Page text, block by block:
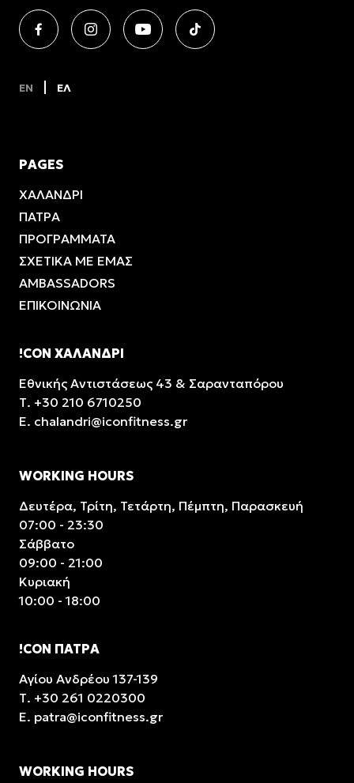
EN ΕΛ
PAGES
ΧΑΛΑΝΔΡΙ
ΠΑΤΡΑ
ΠΡΟΓΡΑΜΜΑΤΑ
ΣΧΕΤΙΚΑ ΜΕ ΕΜΑΣ
AMBASSADORS
ΕΠΙΚΟΙΝΩΝΙΑ
!CON ΧΑΛΑΝΔΡΙ
Εθνικής Αντιστάσεως 43 & Σαρανταπόρου
Τ. +30 210 6710250
E. chalandri@iconfitness.gr
WORKING HOURS
Δευτέρα, Τρίτη, Τετάρτη, Πέμπτη, Παρασκευή
07:00 - 23:30
Σάββατο
09:00 - 21:00
Κυριακή
10:00 - 18:00
!CON ΠΑΤΡΑ
Αγίου Ανδρέου 137-139
Τ. +30 261 0220300
E. patra@iconfitness.gr
WORKING HOURS